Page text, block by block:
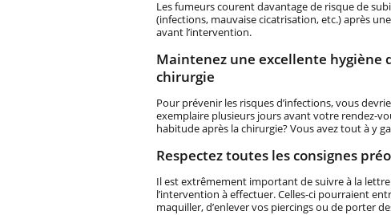
Les fumeurs courent davantage de risque de
(infections, mauvaise cicatrisation, etc.) après
avant l’intervention.
Maintenez une excellente hygiène
chirurgie
Pour prévenir les risques d’infections, vous
exemplaire plusieurs jours avant votre rendez-
habitude après la chirurgie? Vous avez tout à y
Respectez toutes les consignes
Il est extrêmement important de suivre à la
l’intervention à effectuer. Celles-ci pourraient
maquiller, d’enlever vos piercings ou de porter